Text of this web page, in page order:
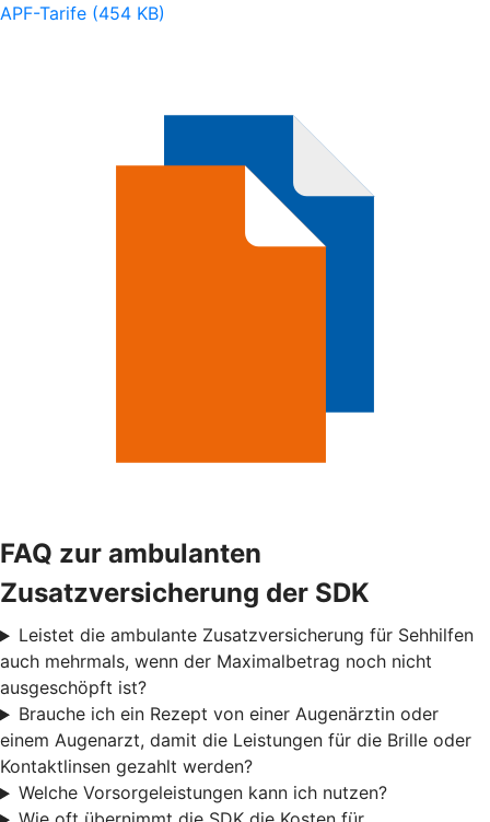
APF-Tarife (454 KB)
FAQ zur ambulanten
Zusatzversicherung der SDK
Leistet die ambulante Zusatzversicherung für Sehhilfen
auch mehrmals, wenn der Maximalbetrag noch nicht
ausgeschöpft ist?
Brauche ich ein Rezept von einer Augenärztin oder
einem Augenarzt, damit die Leistungen für die Brille oder
Kontaktlinsen gezahlt werden?
Welche Vorsorgeleistungen kann ich nutzen?